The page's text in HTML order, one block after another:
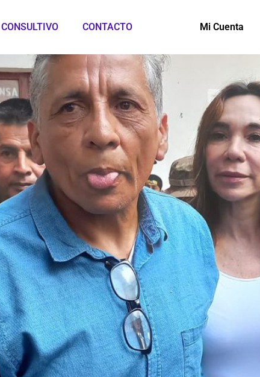
CONTACTO Mi Cuenta